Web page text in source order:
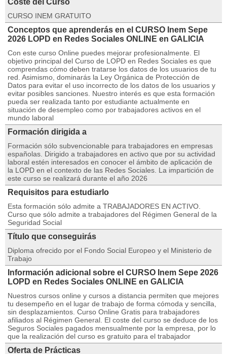
Coste del Curso
CURSO INEM GRATUITO
Conceptos que aprenderás en el CURSO Inem Sepe
2026 LOPD en Redes Sociales ONLINE en GALICIA
Con este curso Online puedes mejorar profesionalmente. El
objetivo principal del Curso de LOPD en Redes Sociales es que
comprendas cómo deben tratarse los datos de los usuarios de tu
red. Asimismo, dominarás la Ley Orgánica de Protección de
Datos para evitar el uso incorrecto de los datos de los usuarios y
evitar posibles sanciones. Nuestro interés es que esta formación
pueda ser realizada tanto por estudiante actualmente en
situación de desempleo como por trabajadores activos en el
mundo laboral
Formación dirigida a
Formación sólo subvencionable para trabajadores en empresas
españolas. Dirigido a trabajadores en activo que por su actividad
laboral estén interesados en conocer el ámbito de aplicación de
la LOPD en el contexto de las Redes Sociales. La impartición de
este curso se realizará durante el año 2026
Requisitos para estudiarlo
Esta formación sólo admite a TRABAJADORES EN ACTIVO.
Curso que sólo admite a trabajadores del Régimen General de la
Seguridad Social
Título que conseguirás
Diploma ofrecido por el Fondo Social Europeo y el Ministerio de
Trabajo
Información adicional sobre el CURSO Inem Sepe 2026
LOPD en Redes Sociales ONLINE en GALICIA
Nuestros cursos online y cursos a distancia permiten que mejores
tu desempeño en el lugar de trabajo de forma cómoda y sencilla,
sin desplazamientos. Curso Online Gratis para trabajadores
afiliados al Régimen General. El coste del curso se deduce de los
Seguros Sociales pagados mensualmente por la empresa, por lo
que la realización del curso es gratuito para el trabajador
Oferta de Prácticas